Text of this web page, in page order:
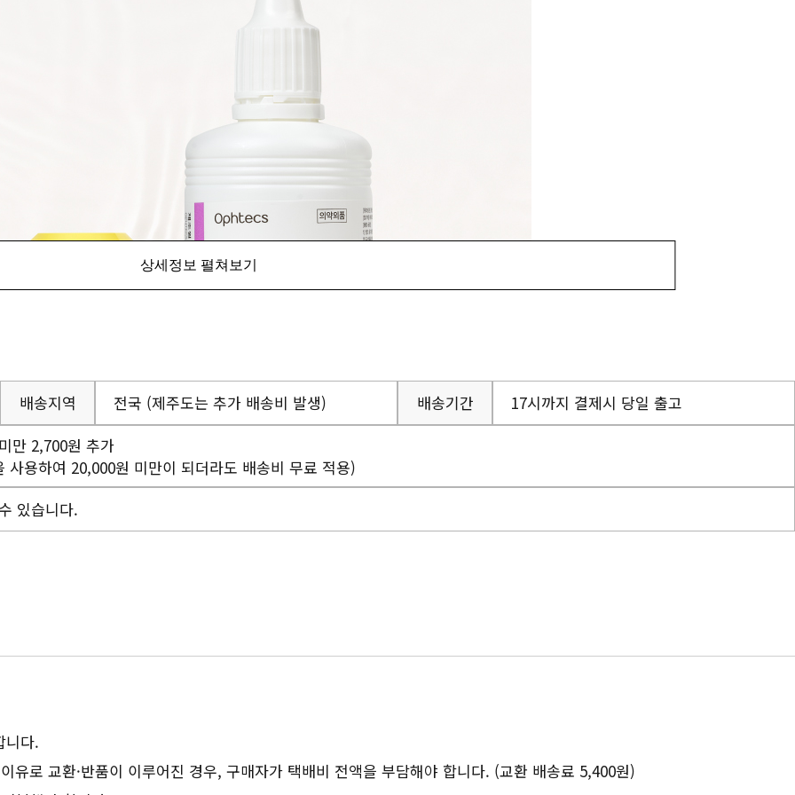
상세정보 펼쳐보기
배송지역 전국 (제주도는 추가 배송비 발생) 배송기간
17시까지 결제시 당일 출고
만 2,700원 추가
용하여 20,000원 미만이 되더라도 배송비 무료 적용)
있습니다.
니다.
유로 교환·반품이 이루어진 경우, 구매자가 택배비 전액을 부담해야 합니다. (교환 배송료 5,400원)